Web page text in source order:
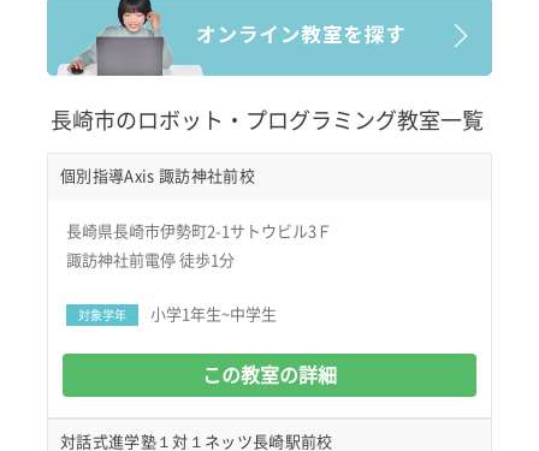
長崎市のロボット・プログラミング教室一覧
個別指導Axis 諏訪神社前校
長崎県長崎市伊勢町2-1サトウビル3Ｆ
諏訪神社前電停 徒歩1分
対象学年 小学1年生~中学生
この教室の詳細
対話式進学塾１対１ネッツ長崎駅前校